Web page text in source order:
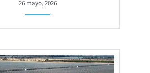
26 mayo, 2026